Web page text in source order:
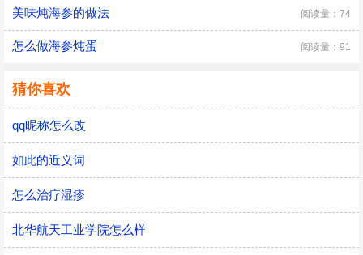
美味炖海参的做法 阅读量：74
怎么做海参炖蛋 阅读量：91
猜你喜欢
qq昵称怎么改
如此的近义词
怎么治疗湿疹
北华航天工业学院怎么样